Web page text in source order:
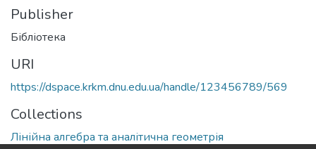
Publisher
Бібліотека
URI
https://dspace.krkm.dnu.edu.ua/handle/123456789/569
Collections
Лінійна алгебра та аналітична геометрія